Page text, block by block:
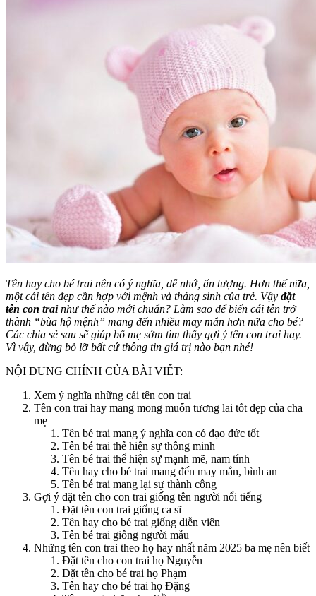
Tên hay cho bé trai nên có ý nghĩa, dễ nhớ, ấn tượng. Hơn thế nữa,
một cái tên đẹp cần hợp với mệnh và tháng sinh của trẻ. Vậy đặt
tên con trainhư thế nào mới chuẩn? Làm sao để biến cái tên trở
thành “bùa hộ mệnh” mang đến nhiều may mắn hơn nữa cho bé?
Các chia sẻ sau sẽ giúp bố mẹ sớm tìm thấy gợi ý tên con trai hay.
Vì vậy, đừng bỏ lỡ bất cứ thông tin giá trị nào bạn nhé!
NỘI DUNG CHÍNH CỦA BÀI VIẾT:
Xem ý nghĩa những cái tên con trai
Tên con trai hay mang mong muốn tương lai tốt đẹp của cha
mẹ
Tên bé trai mang ý nghĩa con có đạo đức tốt
Tên bé trai thể hiện sự thông minh
Tên bé trai thể hiện sự mạnh mẽ, nam tính
Tên hay cho bé trai mang đến may mắn, bình an
Tên bé trai mang lại sự thành công
Gợi ý đặt tên cho con trai giống tên người nổi tiếng
Đặt tên con trai giống ca sĩ
Tên hay cho bé trai giống diễn viên
Tên bé trai giống người mẫu
Những tên con trai theo họ hay nhất năm 2025 ba mẹ nên biết
Đặt tên cho con trai họ Nguyễn
Đặt tên cho bé trai họ Phạm
Tên hay cho bé trai họ Đặng